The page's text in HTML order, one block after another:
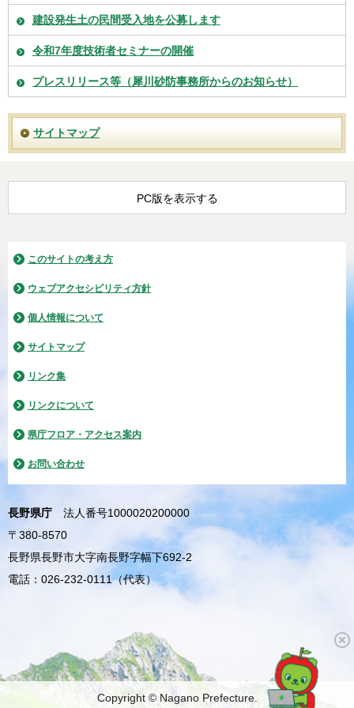
建設発生土の民間受入地を公募します
令和7年度技術者セミナーの開催
プレスリリース等（犀川砂防事務所からのお知らせ）
サイトマップ
PC版を表示する
このサイトの考え方
ウェブアクセシビリティ方針
個人情報について
サイトマップ
リンク集
リンクについて
県庁フロア・アクセス案内
お問い合わせ
長野県庁
法人番号1000020200000
〒380-8570
長野県長野市大字南長野字幅下692-2
電話：026-232-0111（代表）
Copyright © Nagano Prefecture.